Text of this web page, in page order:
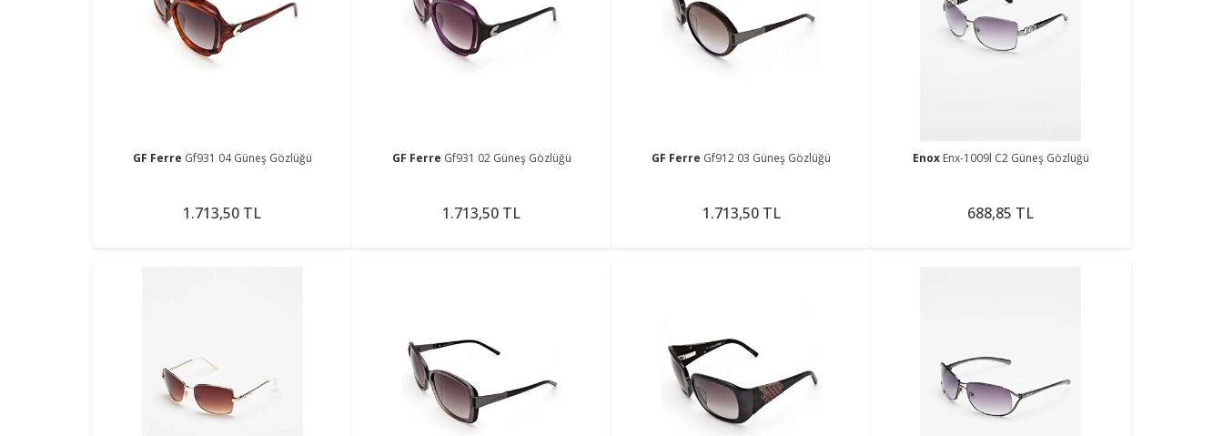
GF Ferre Gf931 04 Güneş Gözlüğü
1.713,50 TL
GF Ferre Gf931 02 Güneş Gözlüğü
1.713,50 TL
GF Ferre Gf912 03 Güneş Gözlüğü
1.713,50 TL
Enox Enx-1009l C2 Güneş Gözlüğü
688,85 TL